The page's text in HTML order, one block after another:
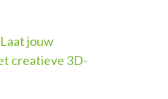
Laat jouw
creatieve 3D-